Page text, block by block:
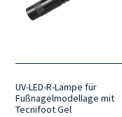
UV-LED-R-Lampe für
Fußnagelmodellage mit
Tecnifoot Gel